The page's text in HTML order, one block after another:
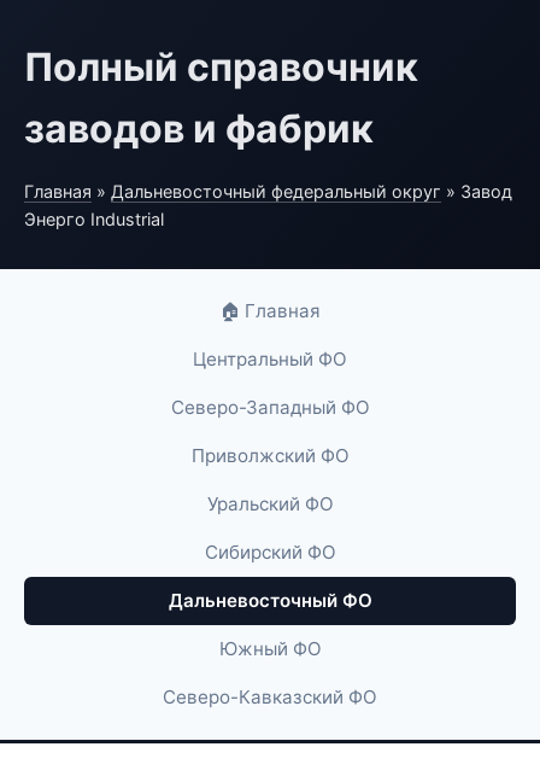
Полный справочник
заводов и фабрик
Главная » Дальневосточный федеральный округ » Завод
Энерго Industrial
🏠 Главная
Центральный ФО
Северо-Западный ФО
Приволжский ФО
Уральский ФО
Сибирский ФО
Дальневосточный ФО
Южный ФО
Северо-Кавказский ФО